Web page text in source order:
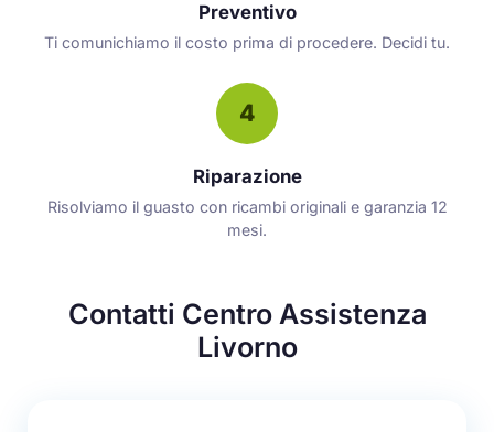
Preventivo
Ti comunichiamo il costo prima di procedere. Decidi tu.
4
Riparazione
Risolviamo il guasto con ricambi originali e garanzia 12
mesi.
Contatti Centro Assistenza
Livorno